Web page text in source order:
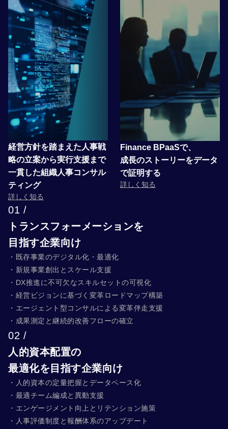
経営方針を踏まえた人事戦
略の立案から実行支援まで
一貫した組織人事コンサル
ティング
詳しく知る
Finance BPaaSで、
成長のストーリーをデータ
で証明する
詳しく知る
01 /
トランスフォーメーションを
目指す企業向け
・既存事業のデジタル化・最適化
・新規事業創出とスケール支援
・DX推進に不可欠なスキルセットの可視化
・経営ビジョンに基づく変革ロードマップ構築
・エージェント型コンサルによる変革伴走支援
・成果測定と継続的改善フローの確立
02 /
人的資本配置の
最適化を目指す企業向け
・人的資本の定量把握とデータベース化
・最適チーム編成と異動支援
・エンゲージメント向上とリテンション施策
・人事評価制度と報酬体系のアップデート